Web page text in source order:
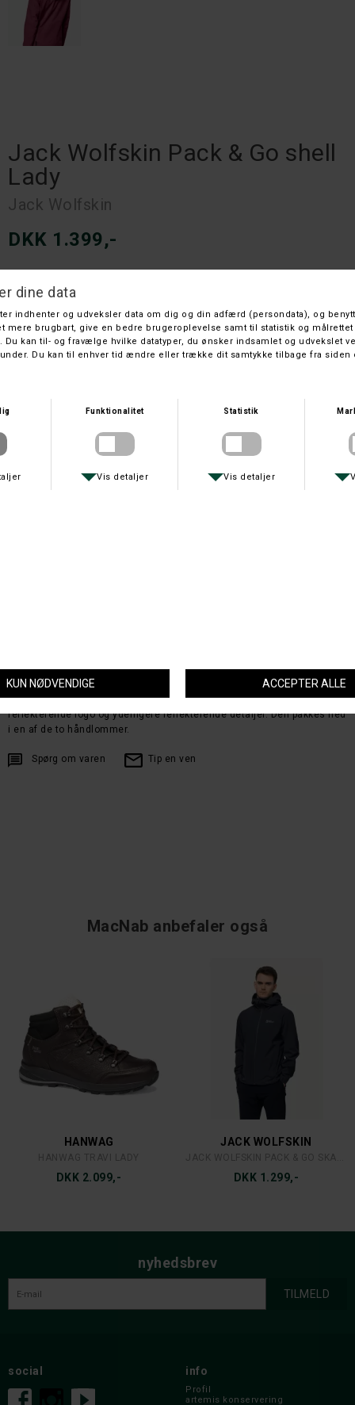
Jack Wolfskin Pack & Go shell
Lady
Jack Wolfskin
DKK 1.399,-
Leveringstid: 1 hverdage
pakkebare og ideelle til ture, hvor vægt er afgørende. Jack Wolfskins
bæredygtige TEXAPORE ECOSPHERE PRO gør jakken vandtæt, vindtæt
og meget åndbar. Justerbar i hætte og forneden. Jakken har et
reflekterende logo og yderligere reflekterende detaljer. Den pakkes ned
i en af de to håndlommer.
Spørg om varen Tip en ven
MacNab anbefaler også
HANWAG
DKK 2.099,-
JACK WOLFSKIN
DKK 1.299,-
nyhedsbrev
social info
Profil
artemis konservering